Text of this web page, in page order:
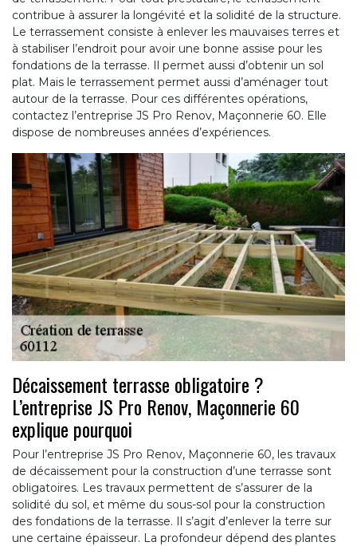
contribue à assurer la longévité et la solidité de la structure.
Le terrassement consiste à enlever les mauvaises terres et
à stabiliser l’endroit pour avoir une bonne assise pour les
fondations de la terrasse. Il permet aussi d’obtenir un sol
plat. Mais le terrassement permet aussi d’aménager tout
autour de la terrasse. Pour ces différentes opérations,
contactez l’entreprise JS Pro Renov, Maçonnerie 60. Elle
dispose de nombreuses années d’expériences.
Décaissement terrasse obligatoire ?
L’entreprise JS Pro Renov, Maçonnerie 60
explique pourquoi
Pour l’entreprise JS Pro Renov, Maçonnerie 60, les travaux
de décaissement pour la construction d’une terrasse sont
obligatoires. Les travaux permettent de s’assurer de la
solidité du sol, et même du sous-sol pour la construction
des fondations de la terrasse. Il s’agit d’enlever la terre sur
une certaine épaisseur. La profondeur dépend des plantes